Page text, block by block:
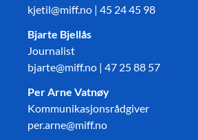
kjetil@miff.no | 45 24 45 98
Bjarte Bjellås
Journalist
bjarte@miff.no | 47 25 88 57
Per Arne Vatnøy
Kommunikasjonsrådgiver
per.arne@miff.no